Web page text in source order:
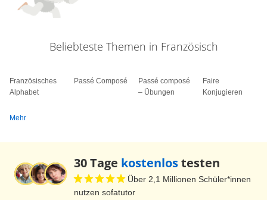
Beliebteste Themen in Französisch
Französisches
Alphabet
Passé Composé
Passé composé
– Übungen
Faire
Konjugieren
Mehr
30 Tage kostenlostesten
Über 2,1 Millionen Schüler*innen
nutzen sofatutor